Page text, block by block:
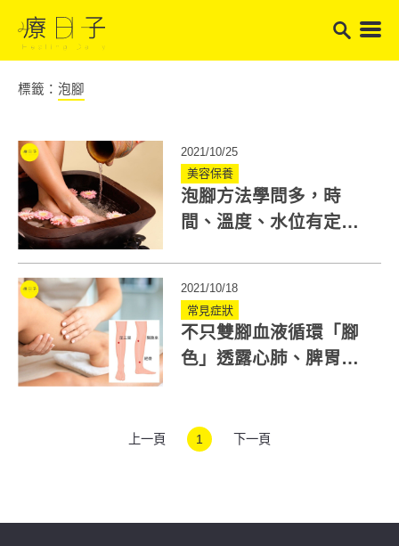
標籤： 泡腳
2021/10/25
美容保養
泡腳方法學問多，時
間、溫度、水位有定
2021/10/18
常見症狀
不只雙腳血液循環「腳
色」透露心肺、脾胃狀
上一頁 1 下一頁